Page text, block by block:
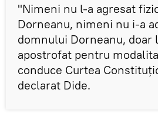
"Nimeni nu l-a agresat
Dorneanu, nimeni nu i-a
domnului Dorneanu, doar
apostrofat pentru
conduce Curtea
declarat Dide.